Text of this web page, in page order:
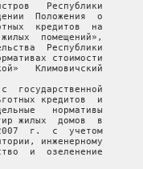
Республики
Положения  о
кредитов  на
помещений»,
Республики
стоимости
Климовичский
государственной
кредитов  и
нормативы
жилых  домов  в
г.  с  учетом
инженерному
и  озеленение